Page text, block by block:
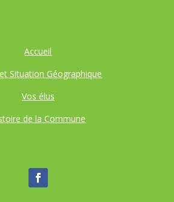
Accueil
Situation Géographique
Vos élus
de la Commune